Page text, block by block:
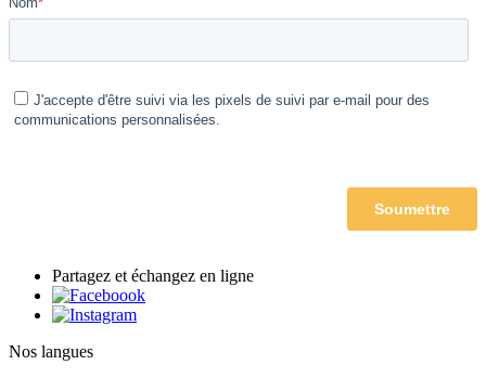
Partagez et échangez en ligne
Nos langues